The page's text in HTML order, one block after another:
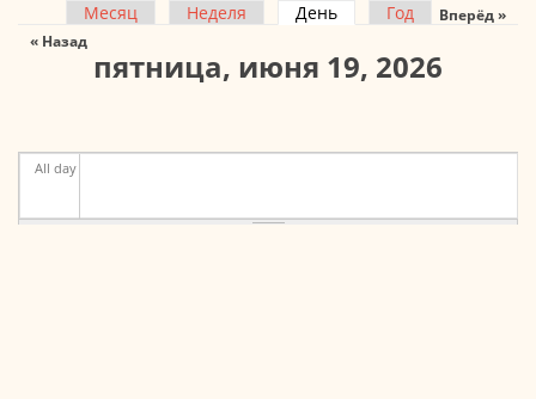
Главные вкладки
Месяц Неделя День (активная вкладка)
Год
пятница, июня 19, 2026
« Назад
Вперёд »
All day